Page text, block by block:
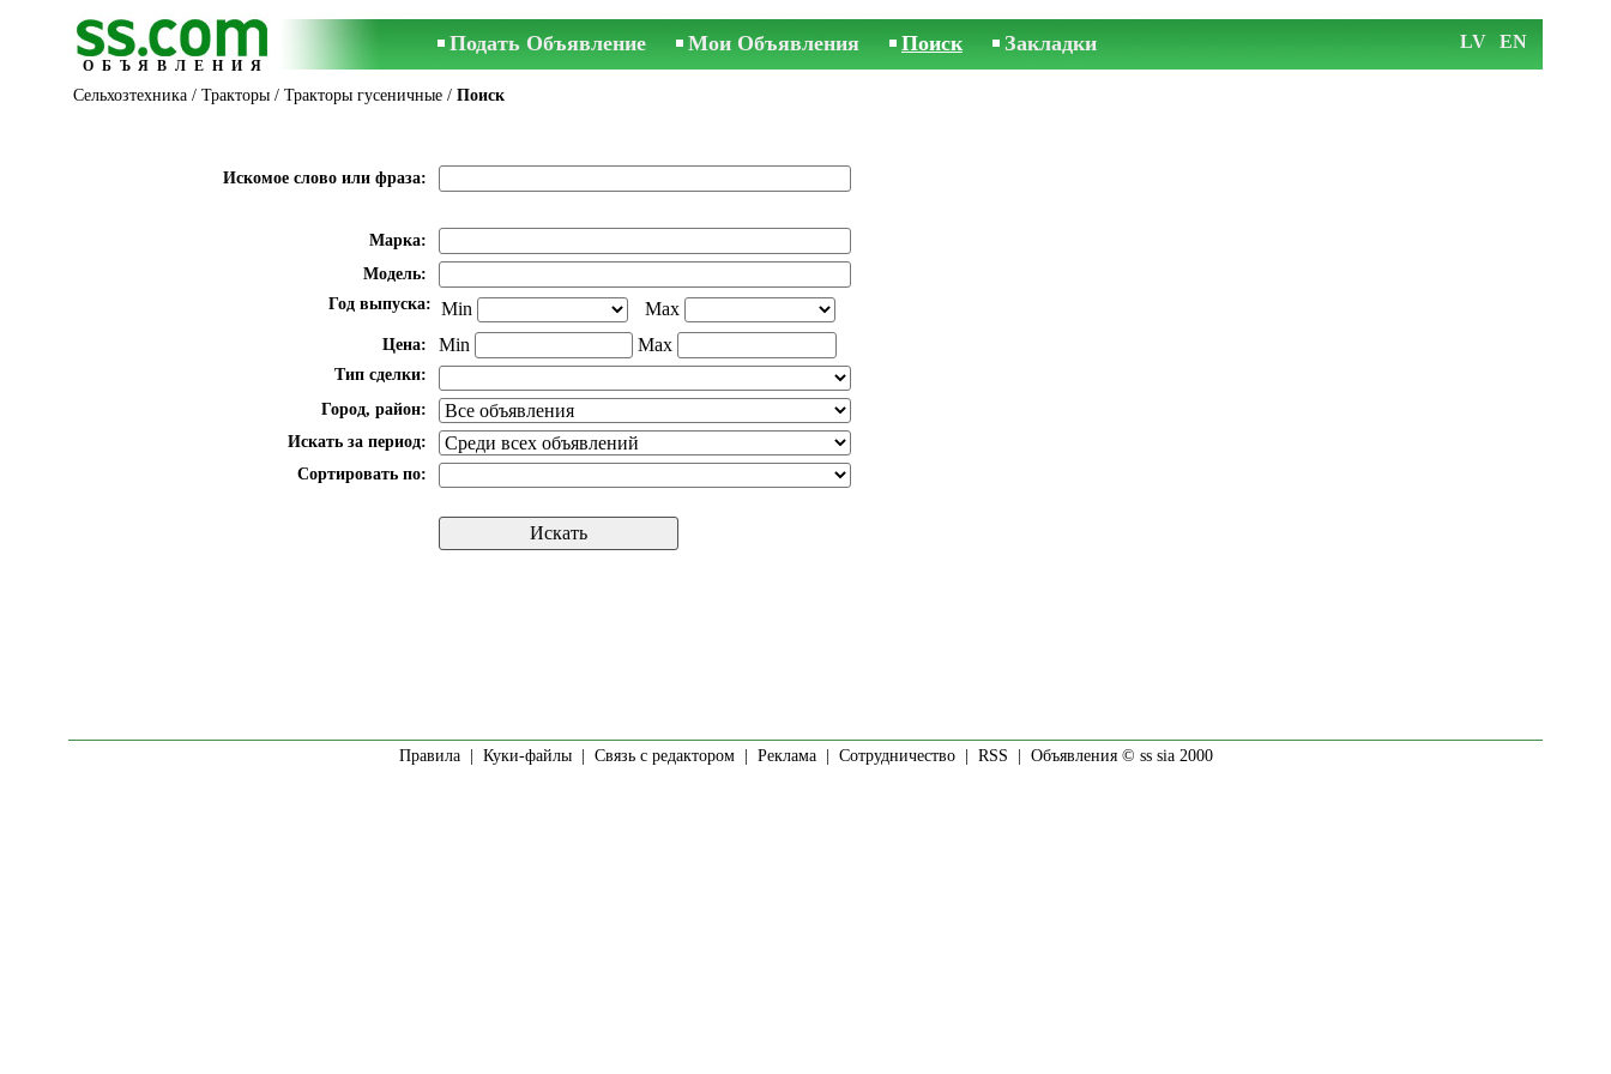
ОБЪЯВЛЕНИЯ
Подать Объявление Мои Объявления Поиск Закладки LV EN
Сельхозтехника / Тракторы / Тракторы гусеничные / Поиск
Искомое слово или фраза:
Марка:
Модель:
Год выпуска: Min Max
Цена: Min Max
Тип сделки:
Город, район:
Искать за период:
Сортировать по:
Правила| Куки-файлы| Связь с редактором| Реклама| Сотрудничество| RSS | Объявления © ss sia 2000